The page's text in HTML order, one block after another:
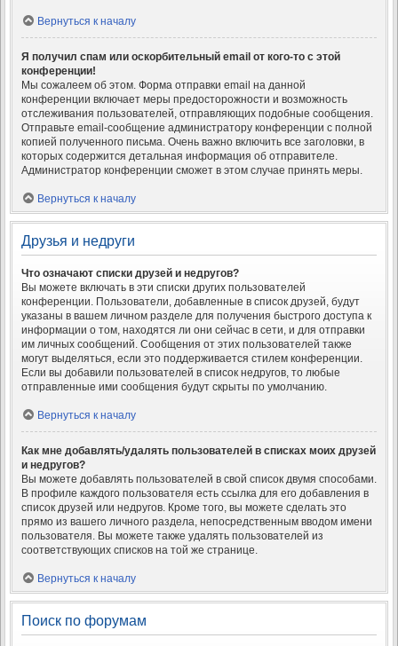
Вернуться к началу
Я получил спам или оскорбительный email от кого-то с этой
конференции!
Мы сожалеем об этом. Форма отправки email на данной
конференции включает меры предосторожности и возможность
отслеживания пользователей, отправляющих подобные сообщения.
Отправьте email-сообщение администратору конференции с полной
копией полученного письма. Очень важно включить все заголовки, в
которых содержится детальная информация об отправителе.
Администратор конференции сможет в этом случае принять меры.
Вернуться к началу
Друзья и недруги
Что означают списки друзей и недругов?
Вы можете включать в эти списки других пользователей
конференции. Пользователи, добавленные в список друзей, будут
указаны в вашем личном разделе для получения быстрого доступа к
информации о том, находятся ли они сейчас в сети, и для отправки
им личных сообщений. Сообщения от этих пользователей также
могут выделяться, если это поддерживается стилем конференции.
Если вы добавили пользователей в список недругов, то любые
отправленные ими сообщения будут скрыты по умолчанию.
Вернуться к началу
Как мне добавлять/удалять пользователей в списках моих друзей
и недругов?
Вы можете добавлять пользователей в свой список двумя способами.
В профиле каждого пользователя есть ссылка для его добавления в
список друзей или недругов. Кроме того, вы можете сделать это
прямо из вашего личного раздела, непосредственным вводом имени
пользователя. Вы можете также удалять пользователей из
соответствующих списков на той же странице.
Вернуться к началу
Поиск по форумам